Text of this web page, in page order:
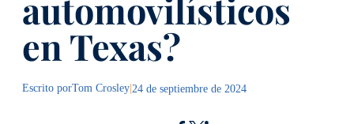
en Texas?
Escrito porTom Crosley|24 de septiembre de 2024